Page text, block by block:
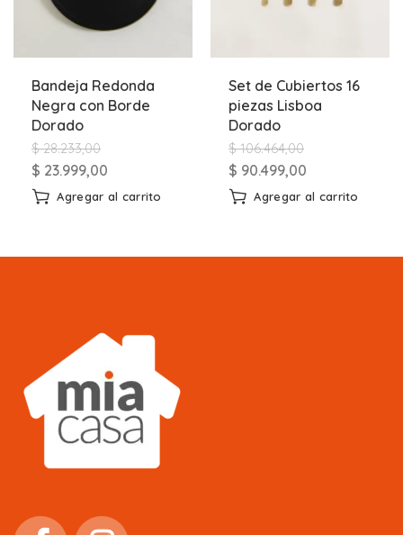
Bandeja Redonda
Negra con Borde
Dorado
$28.233,00
$ 23.999,00
Agregar al carrito
Set de Cubiertos 16
piezas Lisboa
Dorado
$106.464,00
$ 90.499,00
Agregar al carrito